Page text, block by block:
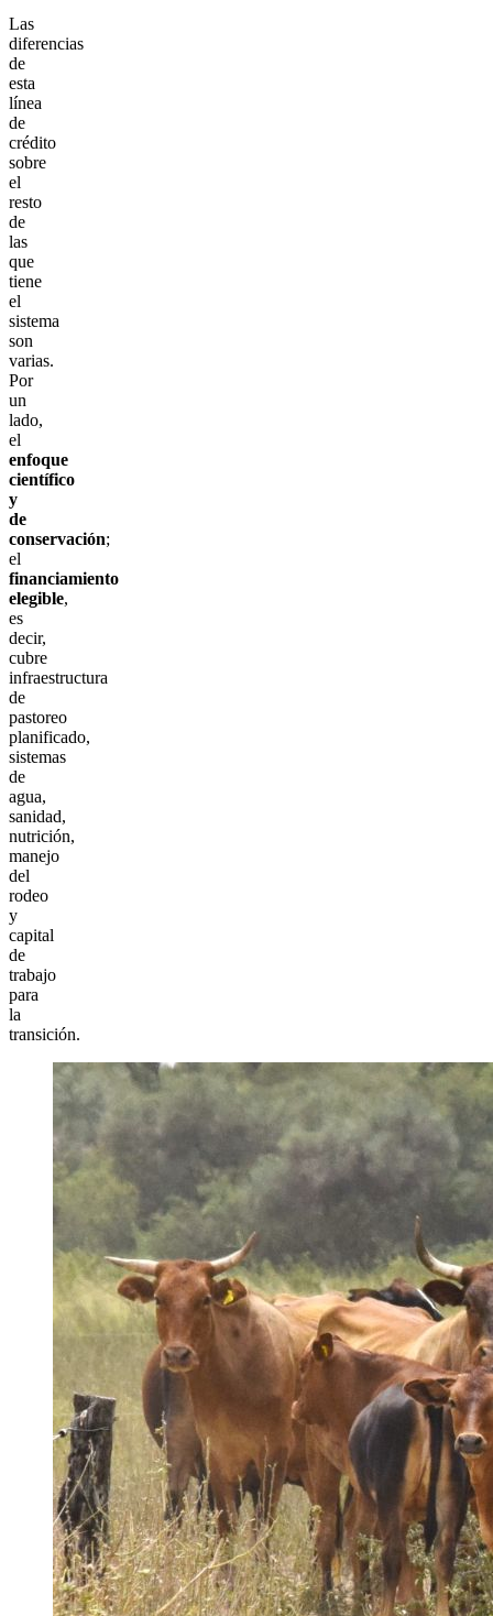
Las
diferencias
de
esta
línea
de
crédito
sobre
el
resto
de
las
que
tiene
el
sistema
son
varias.
Por
un
lado,
el
enfoque
científico
y
de
conservación;
el
financiamiento
elegible,
es
decir,
cubre
infraestructura
de
pastoreo
planificado,
sistemas
de
agua,
sanidad,
nutrición,
manejo
del
rodeo
y
capital
de
trabajo
para
la
transición.